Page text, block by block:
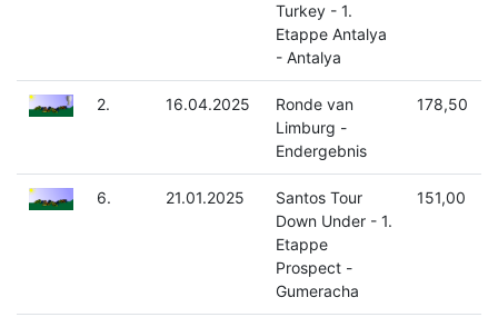
Turkey - 1.
Etappe Antalya
- Antalya
2. 16.04.2025
Ronde van
Limburg -
Endergebnis
178,50
6. 21.01.2025
Santos Tour
Down Under - 1.
Etappe
Prospect -
Gumeracha
151,00